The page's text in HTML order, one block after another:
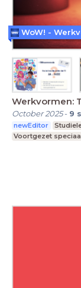
Werkvormen:
October 2025- 9
newEditor
Voortgezet
WoW! -